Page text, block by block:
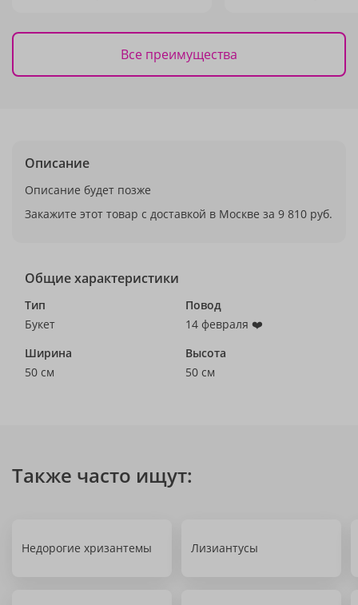
Все преимущества
Описание
Описание будет позже
Закажите этот товар с доставкой в Москве за 9 810 руб.
Общие характеристики
Тип
Букет
Повод
14 февраля ❤️
Ширина
50 см
Высота
50 см
Также часто ищут:
Недорогие хризантемы Лизиантусы